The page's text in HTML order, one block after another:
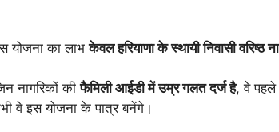
योजना का लाभकेवल हरियाणा के स्थायी निवासी वरिष्ठ
नागरिकों कीफैमिली आईडी में उम्र गलत दर्ज है, वे
वे इस योजना के पात्र बनेंगे।